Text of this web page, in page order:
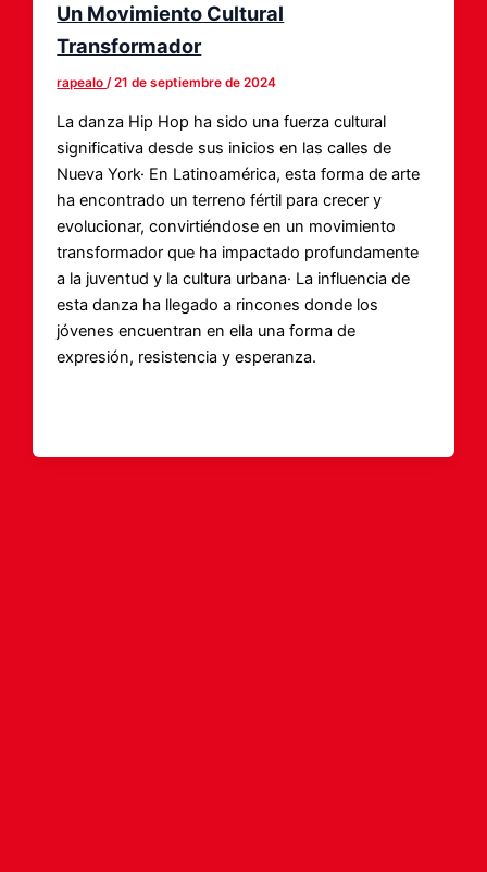
Un Movimiento Cultural
Transformador
rapealo/21 de septiembre de 2024
La danza Hip Hop ha sido una fuerza cultural
significativa desde sus inicios en las calles de
Nueva York· En Latinoamérica, esta forma de arte
ha encontrado un terreno fértil para crecer y
evolucionar, convirtiéndose en un movimiento
transformador que ha impactado profundamente
a la juventud y la cultura urbana· La influencia de
esta danza ha llegado a rincones donde los
jóvenes encuentran en ella una forma de
expresión, resistencia y esperanza.